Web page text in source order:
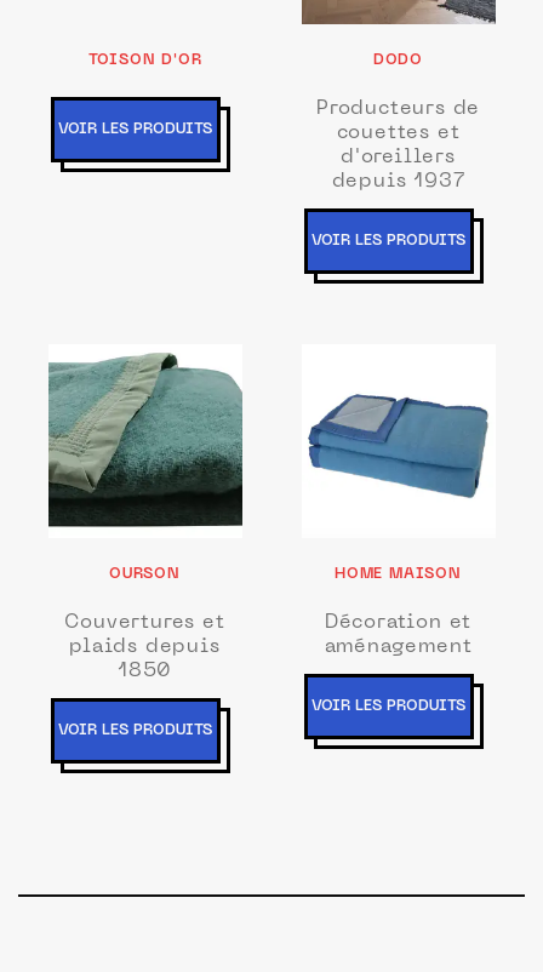
TOISON D'OR
VOIR LES PRODUITS
DODO
Producteurs de
couettes et
d'oreillers
depuis 1937
VOIR LES PRODUITS
OURSON
Couvertures et
plaids depuis
1850
VOIR LES PRODUITS
HOME MAISON
Décoration et
aménagement
VOIR LES PRODUITS